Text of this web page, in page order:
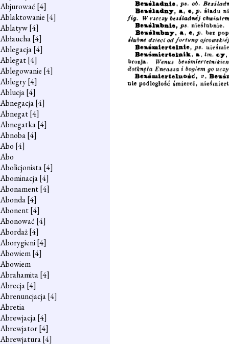
Abjurować [4]
Ablaktowanie [4]
Ablatyw[4]
Abłaucha[4]
Ablegacja[4]
Ablegat[4]
Ablegowanie [4]
Ablegry[4]
Ablucja[4]
Abnegacja[4]
Abnegat[4]
Abnegatka[4]
Abnoba[4]
Abo [4]
Abo
Abolicjonista[4]
Abominacja[4]
Abonament[4]
Abonda[4]
Abonent[4]
Abonować [4]
Abordaż[4]
Aborygieni[4]
Abowiem[4]
Abowiem
Abrahamita[4]
Abrecja[4]
Abrenuncjacja[4]
Abretia
Abrewjacja[4]
Abrewjator[4]
Abrewjatura[4]